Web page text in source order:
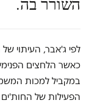
לפי ג'אבר, העיתוי
כאשר הלחצים
במקביל למכות
הפעילות של